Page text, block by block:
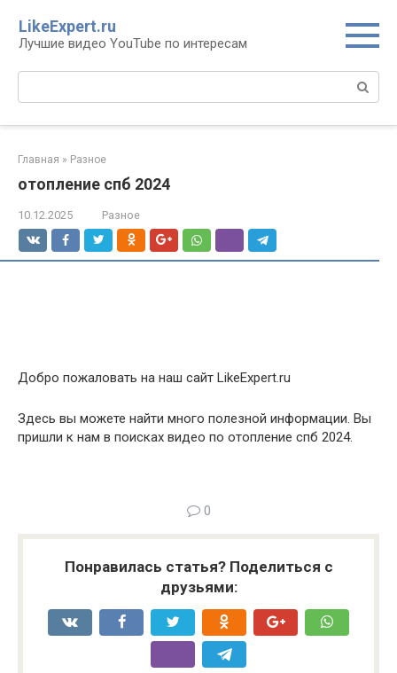
контенту
LikeExpert.ru
Лучшие видео YouTube по интересам
Главная » Разное
отопление спб 2024
10.12.2025 Разное
Добро пожаловать на наш сайт LikeExpert.ru
Здесь вы можете найти много полезной информации. Вы
пришли к нам в поисках видео по отопление спб 2024.
0
Понравилась статья? Поделиться с
друзьями: